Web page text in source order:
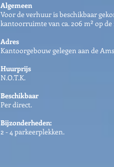
Algemeen
Voor de verhuur is beschikbaar
kantoorruimte van ca. 206 m² op de
Adres
Kantoorgebouw gelegen aan de
Huurprijs
N.O.T.K.
Beschikbaar
Per direct.
Bijzonderheden:
2 - 4 parkeerplekken.